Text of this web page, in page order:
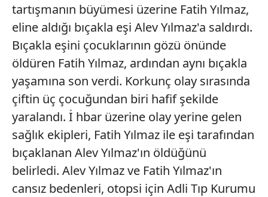
tartışmanın büyümesi üzerine Fatih Yılmaz,
eline aldığı bıçakla eşi Alev Yılmaz'a saldırdı.
Bıçakla eşini çocuklarının gözü önünde
öldüren Fatih Yılmaz, ardından aynı bıçakla
yaşamına son verdi. Korkunç olay sırasında
çiftin üç çocuğundan biri hafif şekilde
yaralandı. İ hbar üzerine olay yerine gelen
sağlık ekipleri, Fatih Yılmaz ile eşi tarafından
bıçaklanan Alev Yılmaz'ın öldüğünü
belirledi. Alev Yılmaz ve Fatih Yılmaz'ın
cansız bedenleri, otopsi için Adli Tıp Kurumu